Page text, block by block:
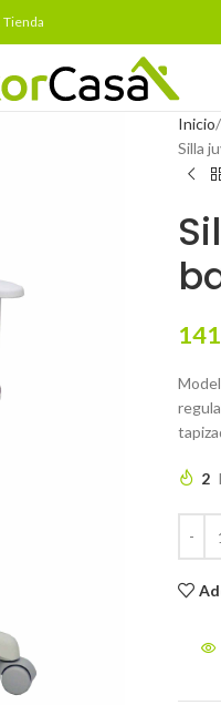
Tienda
Inicio
Silla
2